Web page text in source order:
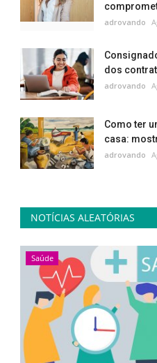
adrovando
dos
adrovando
Como ter
casa:
adrovando
NOTÍCIAS ALEATÓRIAS
Saúde